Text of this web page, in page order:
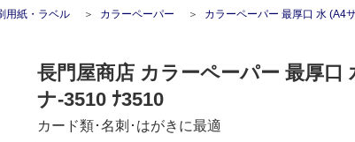
用紙・ラベル カラーペーパー カラーペーパー 最厚口 水 (A4サ
長門屋商店 カラーペーパー 最厚口
ナ-3510 ﾅ3510
カード類･名刺･はがきに最適